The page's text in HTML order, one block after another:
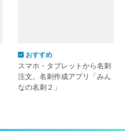
おすすめ
スマホ・タブレットから名刺
注文。名刺作成アプリ「みん
なの名刺２」